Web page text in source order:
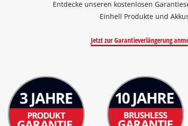
Entdecke unseren kostenlosen
Einhell Produkte und
Jetzt zur Garantieverlängerung